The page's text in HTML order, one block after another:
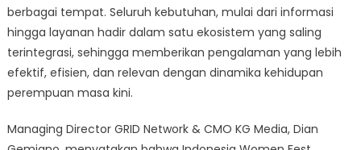
berbagai tempat. Seluruh kebutuhan, mulai dari informasi
hingga layanan hadir dalam satu ekosistem yang saling
terintegrasi, sehingga memberikan pengalaman yang lebih
efektif, efisien, dan relevan dengan dinamika kehidupan
perempuan masa kini.
Managing Director GRID Network & CMO KG Media, Dian